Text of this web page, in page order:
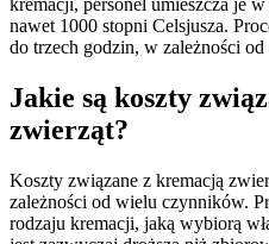
nawet 1000 stopni Celsjusza.
do trzech godzin, w zależności
Jakie są koszty
zwierząt?
Koszty związane z kremacją
zależności od wielu czynników.
rodzaju kremacji, jaką wybiorą